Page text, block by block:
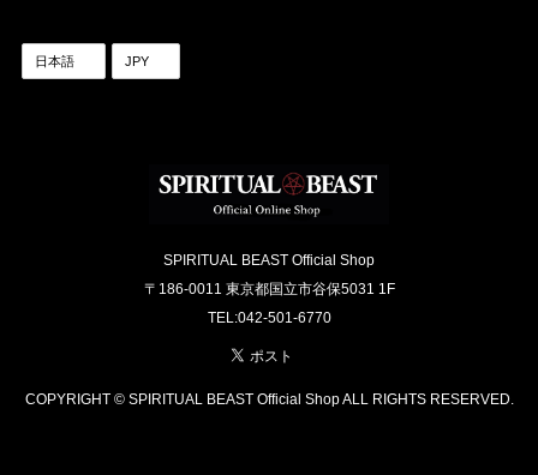
SPIRITUAL BEAST Official Shop
〒186-0011 東京都国立市谷保5031 1F
TEL:042-501-6770
COPYRIGHT © SPIRITUAL BEAST Official Shop ALL RIGHTS RESERVED.